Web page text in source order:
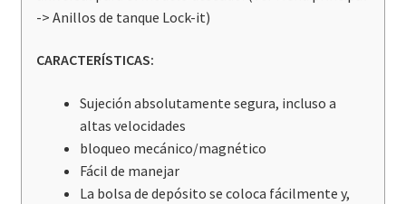
-> Anillos de tanque Lock-it)
CARACTERÍSTICAS:
Sujeción absolutamente segura, incluso a
altas velocidades
bloqueo mecánico/magnético
Fácil de manejar
La bolsa de depósito se coloca fácilmente y,